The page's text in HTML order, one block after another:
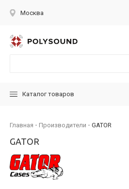
Москва
Каталог товаров
Главная Производители GATOR
GATOR